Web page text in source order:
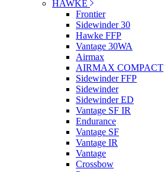
HAWKE
Frontier
Sidewinder 30
Hawke FFP
Vantage 30WA
Airmax
AIRMAX COMPACT
Sidewinder FFP
Sidewinder
Sidewinder ED
Vantage SF IR
Endurance
Vantage SF
Vantage IR
Vantage
Crossbow